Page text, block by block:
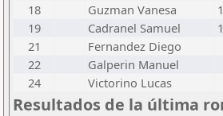
18
Guzman Vanesa
19
Cadranel Samuel
21
Fernandez Diego
22
Galperin Manuel
24
Victorino Lucas
Resultados de la última